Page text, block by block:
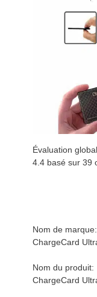
Évaluation
4.4 basé sur39
Nom de marque:
ChargeCard
Nom du produit:
ChargeCard